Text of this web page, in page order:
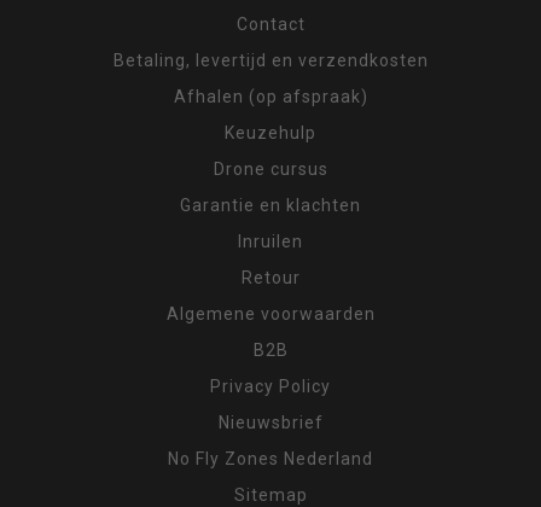
Contact
Betaling, levertijd en verzendkosten
Afhalen (op afspraak)
Keuzehulp
Drone cursus
Garantie en klachten
Inruilen
Retour
Algemene voorwaarden
B2B
Privacy Policy
Nieuwsbrief
No Fly Zones Nederland
Sitemap